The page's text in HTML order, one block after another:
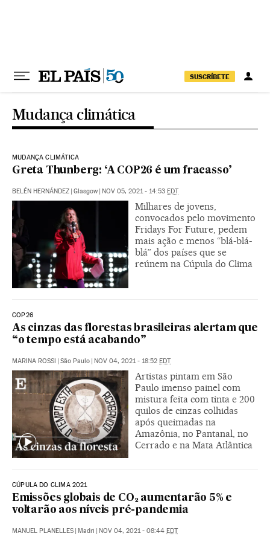
SUSCRÍBETE
Mudança climática
MUDANÇA CLIMÁTICA
Greta Thunberg: ‘A COP26 é um fracasso’
BELÉN HERNÁNDEZ | Glasgow | NOV 05, 2021 - 14:53 EDT
Milhares de jovens,
convocados pelo movimento
Fridays For Future, pedem
mais ação e menos “blá-blá-
blá” dos países que se
reúnem na Cúpula do Clima
COP26
As cinzas das florestas brasileiras alertam que
“o tempo está acabando”
MARINA ROSSI | São Paulo | NOV 04, 2021 - 18:52 EDT
Artistas pintam em São
Paulo imenso painel com
mistura feita com tinta e 200
quilos de cinzas colhidas
após queimadas na
Amazônia, no Pantanal, no
Cerrado e na Mata Atlântica
CÚPULA DO CLIMA 2021
Emissões globais de CO₂ aumentarão 5% e
voltarão aos níveis pré-pandemia
MANUEL PLANELLES | Madri | NOV 04, 2021 - 08:44 EDT